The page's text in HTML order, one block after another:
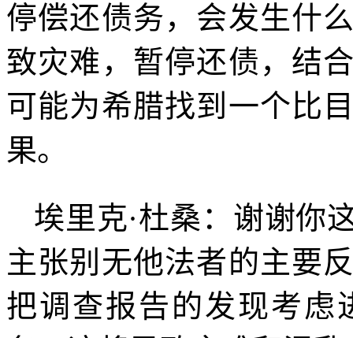
停偿还债务，会发生什
致灾难，暂停还债，结
可能为希腊找到一个比
果。
埃里克·杜桑：谢谢你
主张别无他法者的主要
把调查报告的发现考虑